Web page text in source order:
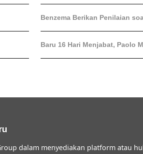
Benzema Berikan Penilaian
Baru 16 Hari Menjabat, Paolo
dalam menyediakan platform atau